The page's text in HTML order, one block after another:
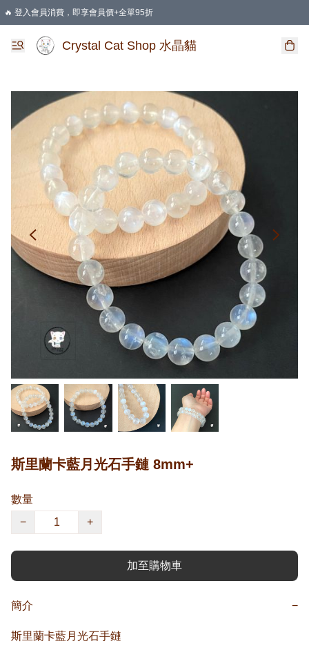
🔥 登入會員消費，即享會員價+全單95折
🛍️ 購物滿HKD 400 即享免運費優惠
Crystal Cat Shop 水晶貓
斯里蘭卡藍月光石手鏈 8mm+
數量
−
+
加至購物車
簡介 −
斯里蘭卡藍月光石手鏈